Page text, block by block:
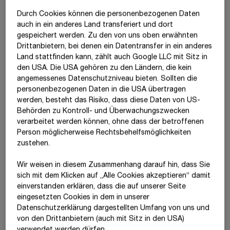
Der Code of Conduct
richtet sich an alle STRABAG
Mitarbeiter:innen und berücksichtigt gleichermaßen die
Interessen anderer Stakeholder wie Aufsichts- und
Regierungsbehörden sowie Aktionär:innen. Das Dokument ist
vomSTRABAG SE-Vorstand freigegeben. Die im Code of
Durch Cookies können die personenbezogenen Daten
auch in ein anderes Land transferiert und dort
gespeichert werden. Zu den von uns oben erwähnten
Drittanbietern, bei denen ein Datentransfer in ein anderes
Land stattfinden kann, zählt auch Google LLC mit Sitz in
den USA. Die USA gehören zu den Ländern, die kein
angemessenes Datenschutzniveau bieten. Sollten die
personenbezogenen Daten in die USA übertragen
werden, besteht das Risiko, dass diese Daten von US-
Behörden zu Kontroll- und Überwachungszwecken
verarbeitet werden können, ohne dass der betroffenen
Person möglicherweise Rechtsbehelfsmöglichkeiten
zustehen.
Wir weisen in diesem Zusammenhang darauf hin, dass Sie
sich mit dem Klicken auf „Alle Cookies akzeptieren“ damit
ein­ver­standen erklären, dass die auf unserer Seite
eingesetzten Cookies in dem in unserer
Datenschutzerklärung dargestellten Umfang von uns und
von den Drittanbietern (auch mit Sitz in den USA)